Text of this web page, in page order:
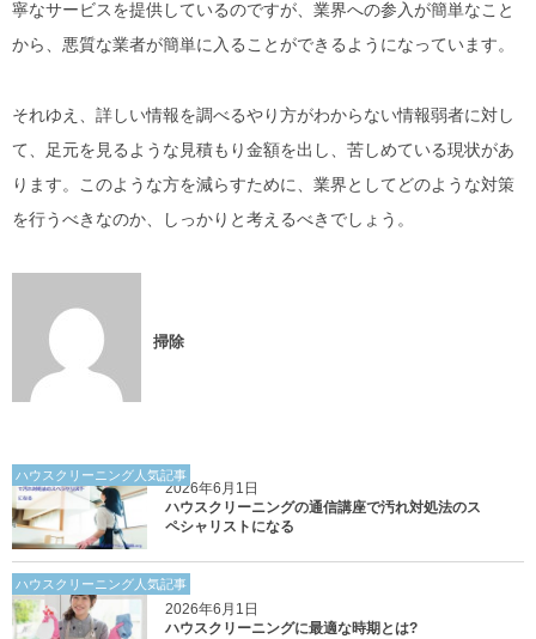
寧なサービスを提供しているのですが、業界への参入が簡単なこと
から、悪質な業者が簡単に入ることができるようになっています。
それゆえ、詳しい情報を調べるやり方がわからない情報弱者に対し
て、足元を見るような見積もり金額を出し、苦しめている現状があ
ります。このような方を減らすために、業界としてどのような対策
を行うべきなのか、しっかりと考えるべきでしょう。
掃除
ハウスクリーニング人気記事
2026年6月1日
ハウスクリーニングの通信講座で汚れ対処法のス
ペシャリストになる
ハウスクリーニング人気記事
2026年6月1日
ハウスクリーニングに最適な時期とは?